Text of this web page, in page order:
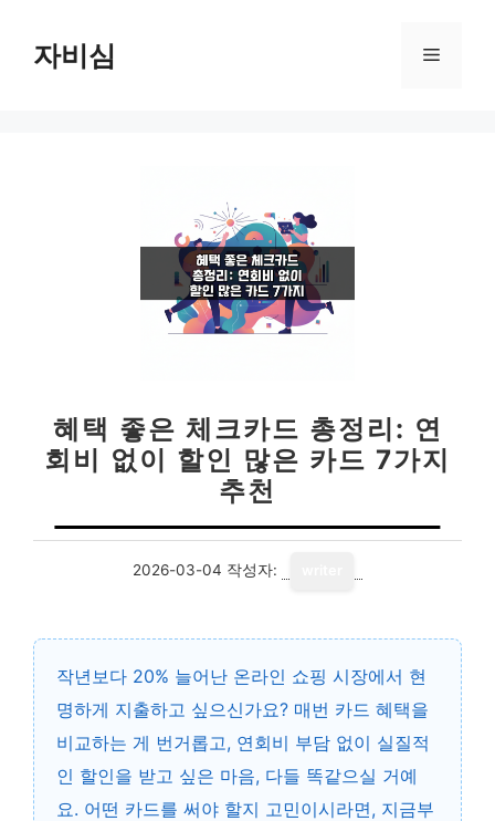
자비심 메
혜택 좋은 체크카드 총정리: 연
회비 없이 할인 많은 카드 7가지
추천
2026-03-04 작성자:
작년보다 20% 늘어난 온라인 쇼핑 시장에서 현
명하게 지출하고 싶으신가요? 매번 카드 혜택을
비교하는 게 번거롭고, 연회비 부담 없이 실질적
인 할인을 받고 싶은 마음, 다들 똑같으실 거예
요. 어떤 카드를 써야 할지 고민이시라면, 지금부